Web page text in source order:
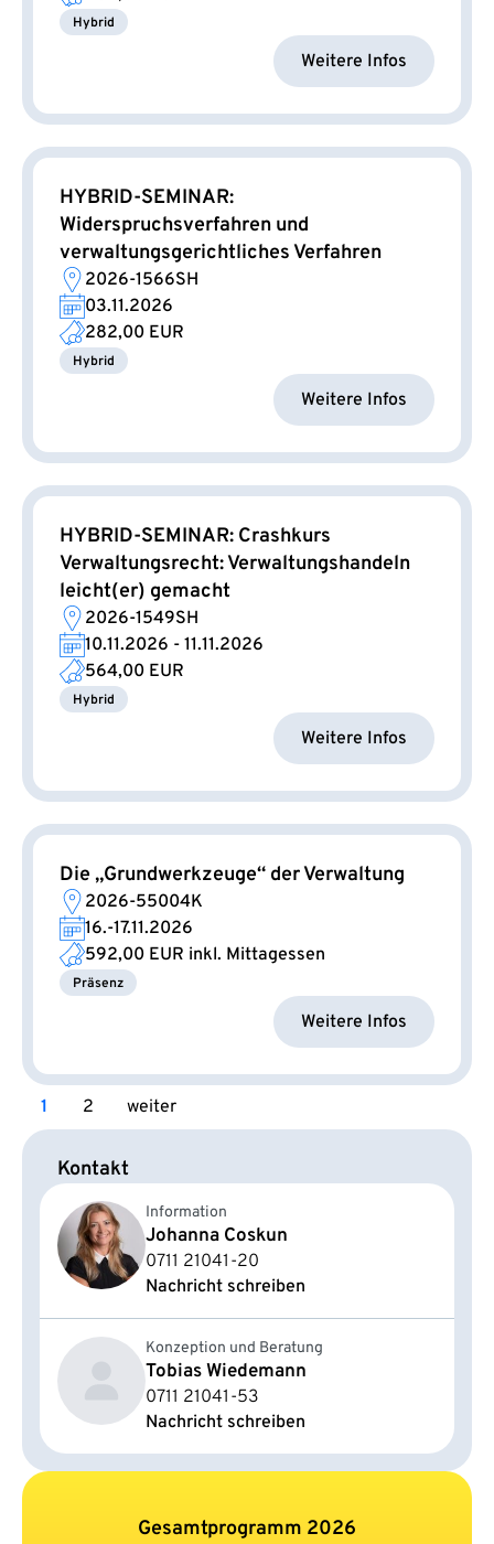
Hybrid
Weitere Infos
HYBRID-SEMINAR:
Widerspruchsverfahren und
verwaltungsgerichtliches Verfahren
2026-1566SH
03.11.2026
282,00 EUR
Hybrid
Weitere Infos
HYBRID-SEMINAR: Crashkurs
Verwaltungsrecht: Verwaltungshandeln
leicht(er) gemacht
2026-1549SH
10.11.2026 - 11.11.2026
564,00 EUR
Hybrid
Weitere Infos
Die „Grundwerkzeuge“ der Verwaltung
2026-55004K
16.-17.11.2026
592,00 EUR inkl. Mittagessen
Präsenz
Weitere Infos
1 2 weiter
Kontakt
Information
Johanna Coskun
0711 21041-20
Nachricht schreiben
Konzeption und Beratung
Tobias Wiedemann
0711 21041-53
Nachricht schreiben
Gesamtprogramm 2026